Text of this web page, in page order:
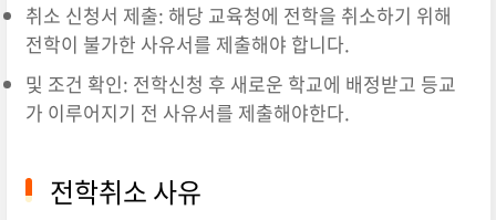
취소 신청서 제출: 해당 교육청에 전학을 취소하기 위해
전학이 불가한 사유서를 제출해야 합니다.
및 조건 확인: 전학신청 후 새로운 학교에 배정받고 등교
가 이루어지기 전 사유서를 제출해야한다.
전학취소 사유